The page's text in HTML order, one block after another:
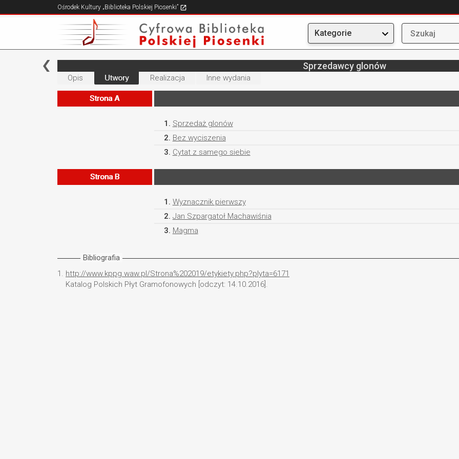
Ośrodek Kultury „Biblioteka Polskiej Piosenki”
Kategorie
Sprzedawcy glonów
Opis Utwory Realizacja Inne wydania
Strona A
1. Sprzedaż glonów
2. Bez wyciszenia
3. Cytat z samego siebie
Strona B
1. Wyznacznik pierwszy
2. Jan Szpargatoł Machawiśnia
3. Magma
Bibliografia
1. http://www.kppg.waw.pl/Strona%202019/etykiety.php?plyta=6171
Katalog Polskich Płyt Gramofonowych [odczyt: 14.10.2016].